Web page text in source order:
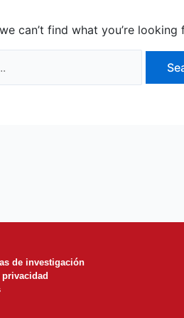
can’t find what you’re
de investigación